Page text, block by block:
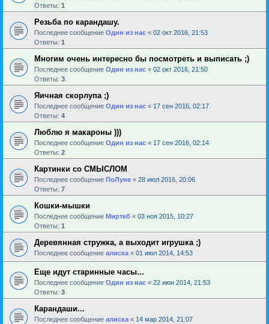
Ответы: 1
Резьба по карандашу.
Последнее сообщение Один из нас « 02 окт 2016, 21:53
Ответы: 1
Многим очень интересно бы посмотреть и выписать ;)
Последнее сообщение Один из нас « 02 окт 2016, 21:50
Ответы: 3
Яичная скорлупа ;)
Последнее сообщение Один из нас « 17 сен 2016, 02:17
Ответы: 4
Люблю я макароны )))
Последнее сообщение Один из нас « 17 сен 2016, 02:14
Ответы: 2
Картинки со СМЫСЛОМ
Последнее сообщение ПоЛуне « 28 июл 2016, 20:06
Ответы: 7
Кошки-мышки
Последнее сообщение Миртеб « 03 ноя 2015, 10:27
Ответы: 1
Деревянная стружка, а выходит игрушка ;)
Последнее сообщение алиска « 01 июл 2014, 14:53
Еще идут старинные часы...
Последнее сообщение Один из нас « 22 июн 2014, 21:53
Ответы: 3
Карандаши...
Последнее сообщение алиска « 14 мар 2014, 21:07